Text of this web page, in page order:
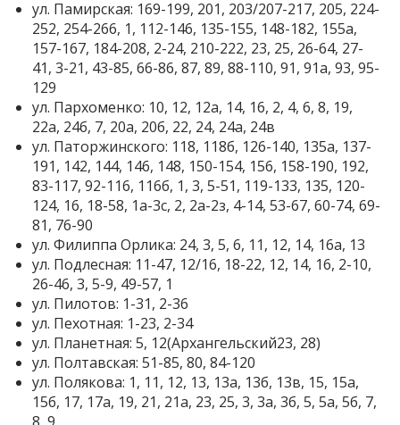
ул. Памирская: 169-199, 201, 203/207-217, 205, 224-
252, 254-266, 1, 112-146, 135-155, 148-182, 155а,
157-167, 184-208, 2-24, 210-222, 23, 25, 26-64, 27-
41, 3-21, 43-85, 66-86, 87, 89, 88-110, 91, 91а, 93, 95-
129
ул. Пархоменко: 10, 12, 12а, 14, 16, 2, 4, 6, 8, 19,
22а, 24б, 7, 20а, 20б, 22, 24, 24а, 24в
ул. Паторжинского: 118, 118б, 126-140, 135а, 137-
191, 142, 144, 146, 148, 150-154, 156, 158-190, 192,
83-117, 92-116, 116б, 1, 3, 5-51, 119-133, 135, 120-
124, 16, 18-58, 1а-3с, 2, 2а-2з, 4-14, 53-67, 60-74, 69-
81, 76-90
ул. Филиппа Орлика: 24, 3, 5, 6, 11, 12, 14, 16а, 13
ул. Подлесная: 11-47, 12/16, 18-22, 12, 14, 16, 2-10,
26-46, 3, 5-9, 49-57, 1
ул. Пилотов: 1-31, 2-36
ул. Пехотная: 1-23, 2-34
ул. Планетная: 5, 12(Архангельский23, 28)
ул. Полтавская: 51-85, 80, 84-120
ул. Полякова: 1, 11, 12, 13, 13а, 13б, 13в, 15, 15а,
15б, 17, 17а, 19, 21, 21а, 23, 25, 3, 3а, 3б, 5, 5а, 5б, 7,